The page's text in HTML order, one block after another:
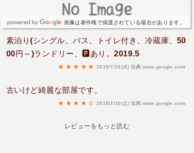
画像は著作権で保護されている場合があります。
素泊り(シングル、バス、トイレ付き、冷蔵庫、50
00円～)ランドリー、🅿️あり。2019.5
2019/7/16(火) 出典:www.google.com
古いけど綺麗な部屋です。
2018/2/10(土) 出典:www.google.com
レビューをもっと読む